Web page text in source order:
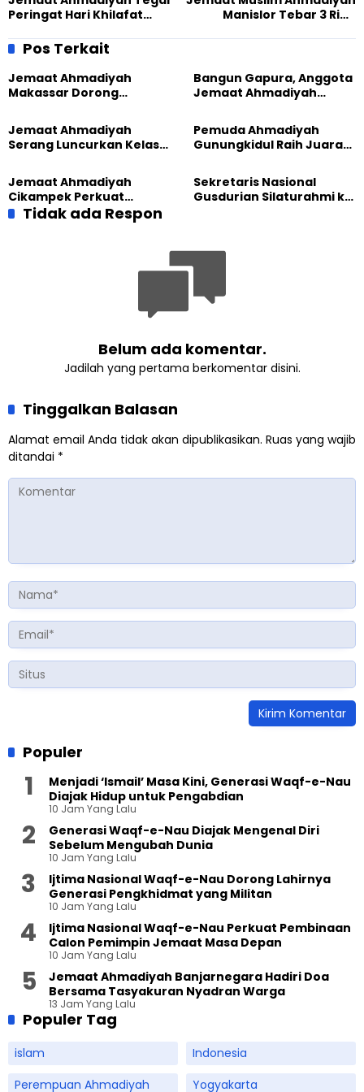
Peringat Hari Khilafat
Kebersamaan
Manislor Tebar 3 Ribu
Pos Terkait
Jemaat Ahmadiyah
Makassar Dorong
Lewat Edukasi Ekoteologi
Bangun Gapura, Anggota
Jemaat Ahmadiyah
Sambut HUT RI ke-81
Jemaat Ahmadiyah
Serang Luncurkan Kelas
Generasi Unggul
Pemuda Ahmadiyah
Gunungkidul Raih Juara
Jemaat Ahmadiyah
Cikampek Perkuat
Komitmen Bangun Masjid
Sekretaris Nasional
Gusdurian Silaturahmi ke
Tidak ada Respon
Belum ada komentar.
Jadilah yang pertama berkomentar disini.
Tinggalkan Balasan
Alamat email Anda tidak akan dipublikasikan. Ruas yang wajib
ditandai *
Populer
Menjadi ‘Ismail’ Masa Kini, Generasi Waqf-e-Nau
Diajak Hidup untuk Pengabdian
10 Jam Yang Lalu
Generasi Waqf-e-Nau Diajak Mengenal Diri
Sebelum Mengubah Dunia
10 Jam Yang Lalu
Ijtima Nasional Waqf-e-Nau Dorong Lahirnya
Generasi Pengkhidmat yang Militan
10 Jam Yang Lalu
Ijtima Nasional Waqf-e-Nau Perkuat Pembinaan
Calon Pemimpin Jemaat Masa Depan
10 Jam Yang Lalu
Jemaat Ahmadiyah Banjarnegara Hadiri Doa
Bersama Tasyakuran Nyadran Warga
13 Jam Yang Lalu
Populer Tag
islam
Indonesia
Perempuan Ahmadiyah
Yogyakarta